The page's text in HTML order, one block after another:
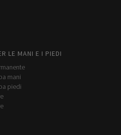
LE MANI E I PIEDI
mani
piedi